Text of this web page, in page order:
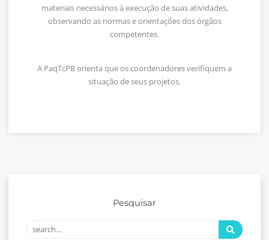
materiais necessários à execução de suas atividades,
observando as normas e orientações dos órgãos
competentes.
A PaqTcPB orienta que os coordenadores verifiquem a
situação de seus projetos.
Pesquisar